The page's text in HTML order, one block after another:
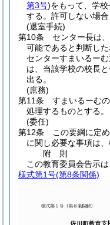
第3号)をもって、学
する。 許可しない場合
(退室手続)
第10条
センター長は
可能であると判断し
センターすまいるー
は、当該学校の校長
出る。
(庶務)
第11条
すまいるーむ
処理するものとする。
(委任)
第12条
この要綱に定
に関し必要な事項は、
附 則
この教育委員会告示
様式第1号(第8条関係)